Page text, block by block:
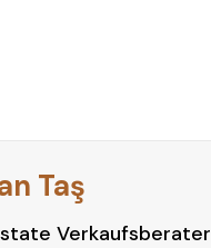
Taş
Verkaufsberater